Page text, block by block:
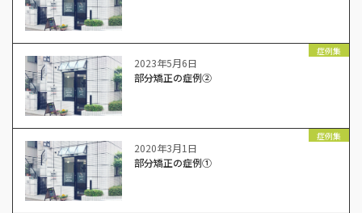
2023年5月6日
症例集
部分矯正の症例②
2020年3月1日
症例集
部分矯正の症例①